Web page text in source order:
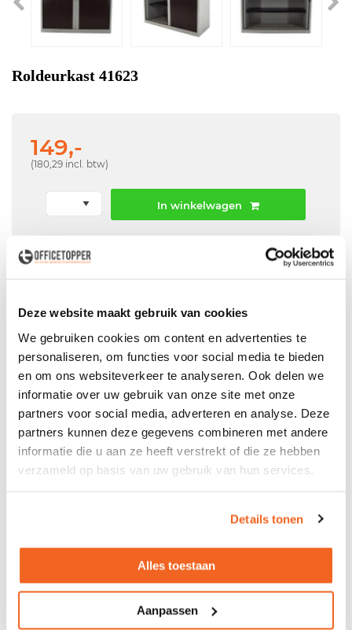
Deze website maakt gebruik van cookies
We gebruiken cookies om content en advertenties te
personaliseren, om functies voor social media te bieden
en om ons websiteverkeer te analyseren. Ook delen we
informatie over uw gebruik van onze site met onze
partners voor social media, adverteren en analyse. Deze
partners kunnen deze gegevens combineren met andere
informatie die u aan ze heeft verstrekt of die ze hebben
verzameld op basis van uw gebruik van hun services.
Details tonen
Alles toestaan
Aanpassen
Roldeurkast 41623
149,-
(180,29 incl. btw)
In winkelwagen
Leveringin België
Zakelijk
ProfessioneleBezorg- en Montageservice
- Afm.: 120x45x108cm (bxdxh) - Kleur topblad:
antraciet eiken - Kleur ombouw: aluminium - Kleur
roldeuren: wengé - Indeling: 2 legborden - De kast is